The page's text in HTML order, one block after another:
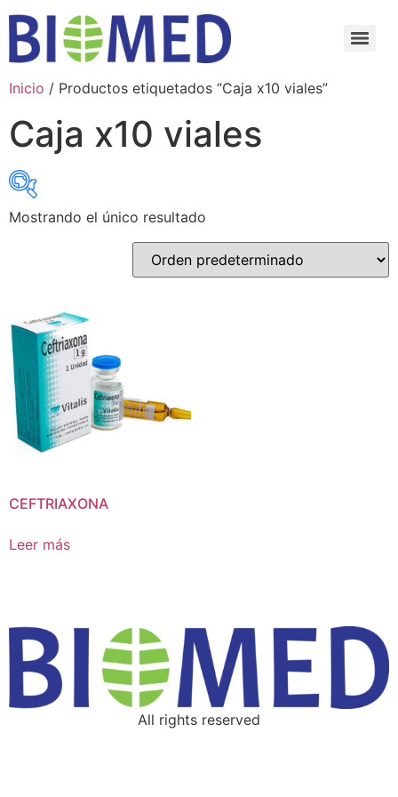
Inicio / Productos etiquetados “Caja x10 viales”
Caja x10 viales
Select category
Select Active Ingredients
Mostrando el único resultado
CEFTRIAXONA
Leer más
All rights reserved